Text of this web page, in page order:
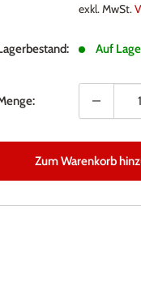
exkl. MwSt.
Auf
Zum Warenkorb